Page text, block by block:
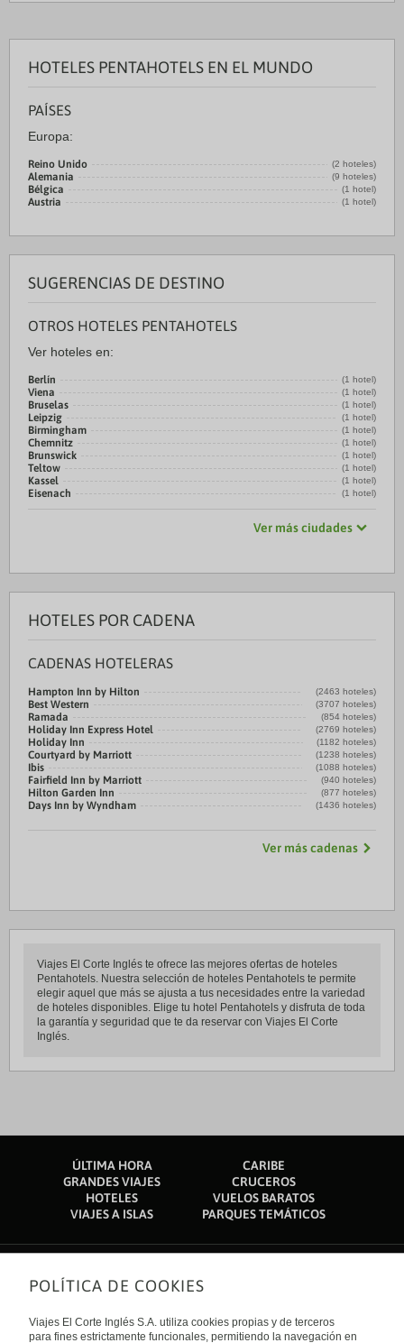
HOTELES PENTAHOTELS EN EL MUNDO
PAÍSES
Europa:
Reino Unido (2 hoteles)
Alemania (9 hoteles)
Bélgica (1 hotel)
Austria (1 hotel)
SUGERENCIAS DE DESTINO
OTROS HOTELES PENTAHOTELS
Ver hoteles en:
Berlín (1 hotel)
Viena (1 hotel)
Bruselas (1 hotel)
Leipzig (1 hotel)
Birmingham (1 hotel)
Chemnitz (1 hotel)
Brunswick (1 hotel)
Teltow (1 hotel)
Kassel (1 hotel)
Eisenach (1 hotel)
Ver más ciudades
HOTELES POR CADENA
CADENAS HOTELERAS
Hampton Inn by Hilton (2463 hoteles)
Best Western (3707 hoteles)
Ramada (854 hoteles)
Holiday Inn Express Hotel (2769 hoteles)
Holiday Inn (1182 hoteles)
Courtyard by Marriott (1238 hoteles)
Ibis (1088 hoteles)
Fairfield Inn by Marriott (940 hoteles)
Hilton Garden Inn (877 hoteles)
Days Inn by Wyndham (1436 hoteles)
Ver más cadenas
Viajes El Corte Inglés te ofrece las mejores ofertas de hoteles
Pentahotels. Nuestra selección de hoteles Pentahotels te permite
elegir aquel que más se ajusta a tus necesidades entre la variedad
de hoteles disponibles. Elige tu hotel Pentahotels y disfruta de toda
la garantía y seguridad que te da reservar con Viajes El Corte
Inglés.
ÚLTIMA HORA
CARIBE
GRANDES VIAJES
CRUCEROS
HOTELES
VUELOS BARATOS
VIAJES A ISLAS
PARQUES TEMÁTICOS
Sobre nosotros
Quiénes somos
Financiación
POLÍTICA DE COOKIES
Viajes El Corte Inglés S.A. utiliza cookies propias y de terceros
para fines estrictamente funcionales, permitiendo la navegación en